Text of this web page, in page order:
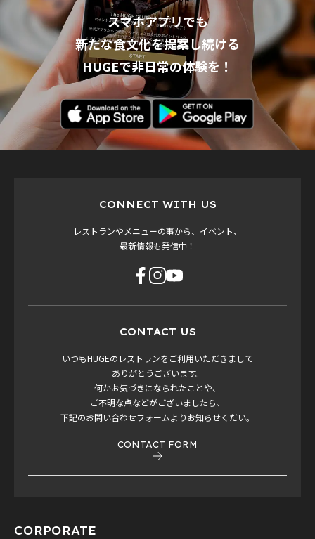
スマホアプリでも
新たな食文化を提案し続ける
HUGEで非日常の体験を！
CONNECT WITH US
レストランやメニューの事から、イベント、
最新情報も発信中！
CONTACT US
いつもHUGEのレストランをご利用いただきまして
ありがとうございます。
何かお気づきになられたことや、
ご不明な点などがございましたら、
下記のお問い合わせフォームよりお知らせくだい。
CONTACT FORM
CORPORATE